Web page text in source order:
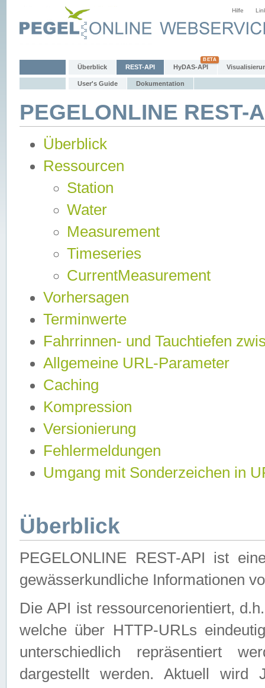
Hilfe
Überblick REST-API HyDAS-API
User's Guide Dokumentation
PEGELONLINE
Überblick
Ressourcen
Station
Water
Measurement
Timeseries
CurrentMeasurement
Vorhersagen
Terminwerte
Fahrrinnen- und Tauchtiefen
Allgemeine URL-Parameter
Caching
Kompression
Versionierung
Fehlermeldungen
Umgang mit Sonderzeichen in
Überblick
PEGELONLINE REST-API ist
gewässerkundliche Informationen
Die API ist ressourcenorientiert,
welche über HTTP-URLs
unterschiedlich repräsentiert
dargestellt werden. Aktuell wird